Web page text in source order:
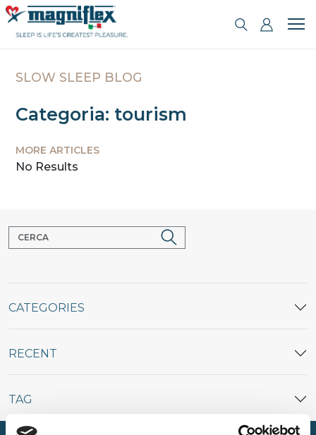
SLOW SLEEP BLOG
Categoria: tourism
MORE ARTICLES
No Results
CATEGORIES
RECENT
TAG